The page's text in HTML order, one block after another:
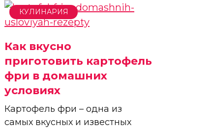
КУЛИНАРИЯ
Как вкусно
приготовить картофель
фри в домашних
условиях
Картофель фри – одна из
самых вкусных и известных